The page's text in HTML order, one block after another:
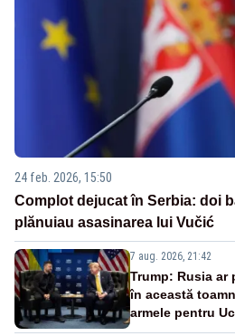
24 feb. 2026, 15:50
Complot dejucat în Serbia: doi
plănuiau asasinarea lui Vučić
7 aug. 2026, 21:42
Trump: Rusia ar
în această
armele pentru